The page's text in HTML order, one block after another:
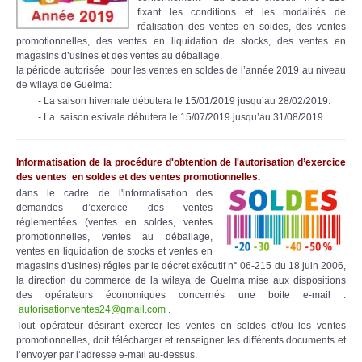
fixant les conditions et les modalités de
réalisation des ventes en soldes, des ventes
promotionnelles, des ventes en liquidation de stocks, des ventes en
magasins d’usines et des ventes au déballage.
la période autorisée pour les ventes en soldes de l’année 2019 au niveau
de wilaya de Guelma:
- La saison hivernale débutera le 15/01/2019 jusqu’au 28/02/2019.
- La saison estivale débutera le 15/07/2019 jusqu’au 31/08/2019.
Informatisation de la procédure d'obtention de l'autorisation d’exercice
des ventes en soldes et des ventes promotionnelles.
dans le cadre de l'informatisation des
demandes d’exercice des ventes
réglementées (ventes en soldes, ventes
promotionnelles, ventes au déballage,
ventes en liquidation de stocks et ventes en
magasins d'usines) régies par le décret exécutif n° 06-215 du 18 juin 2006,
la direction du commerce de la wilaya de Guelma mise aux dispositions
des opérateurs économiques concernés une boite e-mail :
autorisationventes24@gmail.com .
Tout opérateur désirant exercer les ventes en soldes et/ou les ventes
promotionnelles, doit télécharger et renseigner les différents documents et
l’envoyer par l’adresse e-mail au-dessus.